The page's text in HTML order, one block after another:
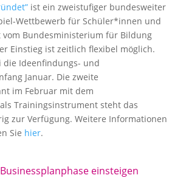
ist ein zweistufiger bundesweiter
Wettbewerb für Schüler*innen und
Bundesministerium für Bildung
Einstieg ist zeitlich flexibel möglich.
die Ideenfindungs- und
Januar. Die zweite
im Februar mit dem
Trainingsinstrument steht das
zur Verfügung. Weitere Informationen
Sie hier.
einsteigen